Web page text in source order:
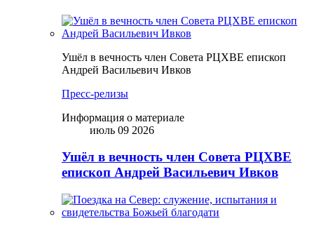
Ушёл в вечность член Совета РЦХВЕ епископ
Андрей Васильевич Ивков
Пресс-релизы
Информация о материале
июль 09 2026
Ушёл в вечность член Совета РЦХВЕ
епископ Андрей Васильевич Ивков